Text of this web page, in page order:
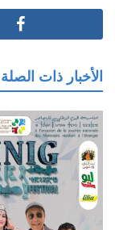
الأخبار ذات الصلة